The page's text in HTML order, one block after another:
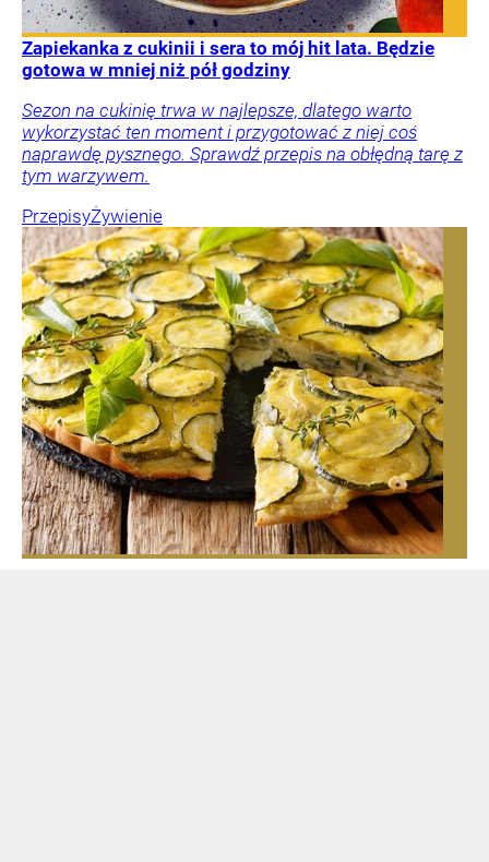
Zapiekanka z cukinii i sera to mój hit lata. Będzie
gotowa w mniej niż pół godziny
Sezon na cukinię trwa w najlepsze, dlatego warto
wykorzystać ten moment i przygotować z niej coś
naprawdę pysznego. Sprawdź przepis na obłędną tarę z
tym warzywem.
PrzepisyŻywienie